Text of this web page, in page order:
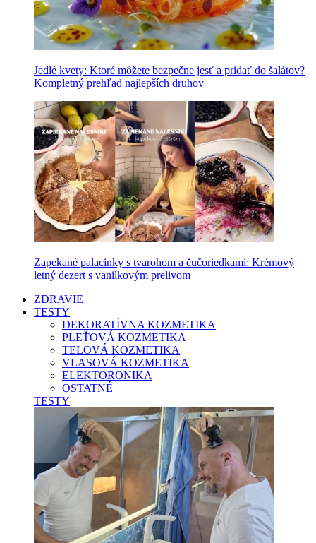
Jedlé kvety: Ktoré môžete bezpečne jesť a pridať do šalátov?
Kompletný prehľad najlepších druhov
Zapekané palacinky s tvarohom a čučoriedkami: Krémový
letný dezert s vanilkovým prelivom
ZDRAVIE
TESTY
DEKORATÍVNA KOZMETIKA
PLEŤOVÁ KOZMETIKA
TELOVÁ KOZMETIKA
VLASOVÁ KOZMETIKA
ELEKTORONIKA
OSTATNÉ
TESTY